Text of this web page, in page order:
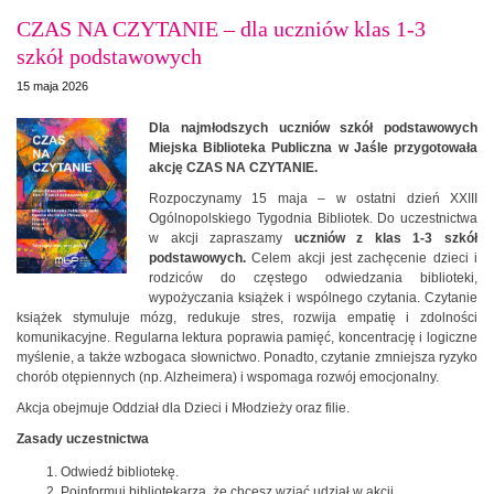
CZAS NA CZYTANIE – dla uczniów klas 1-3
szkół podstawowych
15 maja 2026
Dla najmłodszych uczniów szkół podstawowych
Miejska Biblioteka Publiczna w Jaśle przygotowała
akcję CZAS NA CZYTANIE.
Rozpoczynamy 15 maja – w ostatni dzień XXIII
Ogólnopolskiego Tygodnia Bibliotek. Do uczestnictwa
w akcji zapraszamy uczniów z klas 1-3 szkół
podstawowych. Celem akcji jest zachęcenie dzieci i
rodziców do częstego odwiedzania biblioteki,
wypożyczania książek i wspólnego czytania. Czytanie
książek stymuluje mózg, redukuje stres, rozwija empatię i zdolności
komunikacyjne. Regularna lektura poprawia pamięć, koncentrację i logiczne
myślenie, a także wzbogaca słownictwo. Ponadto, czytanie zmniejsza ryzyko
chorób otępiennych (np. Alzheimera) i wspomaga rozwój emocjonalny.
Akcja obejmuje Oddział dla Dzieci i Młodzieży oraz filie.
Zasady uczestnictwa
Odwiedź bibliotekę.